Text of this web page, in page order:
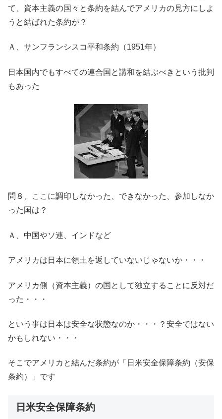
て、資本主義の国々と条約を結んでアメリカの見方にしよ
うと結ばれた条約が？
Ａ、サンフランシスコ平和条約（1951年）
日本国内でもすべての連合国と講和を結ぶべきという批判
もあった
問８、ここに調印しなかった、できなかった、参加しなか
った国は？
Ａ、中国やソ連、インドなど
アメリカは日本に領土を返していないじゃないか・・・
アメリカ側（資本主義）の国として独立することに反対だ
った・・・
という事は日本は安全な状態なのか・・・？安全ではない
かもしれない・・・
そこでアメリカと結んだ条約が「日米安全保障条約（安保
条約）」です
日米安全保障条約